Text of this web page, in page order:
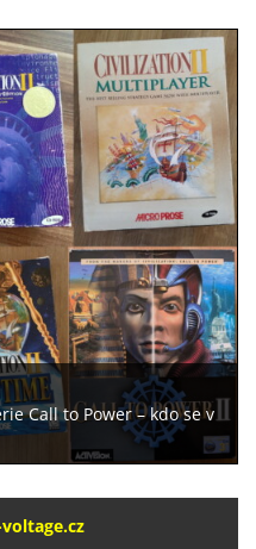
Call to Power – kdo se v